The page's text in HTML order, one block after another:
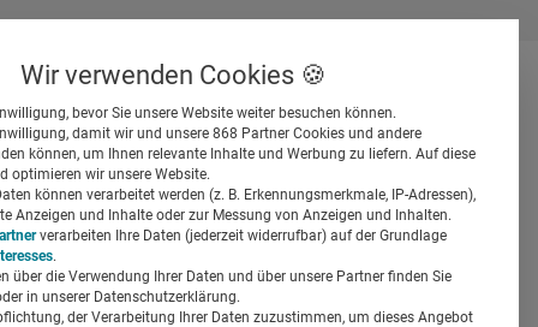
Suchen
Wir verwenden Cookies 🍪
bevor Sie unsere Website weiter besuchen können.
damit wir und unsere 868 Partner Cookies und andere
können, um Ihnen relevante Inhalte und Werbung zu liefern. Auf diese
optimieren wir unsere Website.
können verarbeitet werden (z. B. Erkennungsmerkmale, IP-Adressen),
Anzeigen und Inhalte oder zur Messung von Anzeigen und Inhalten.
verarbeiten Ihre Daten (jederzeit widerrufbar) auf der Grundlage
.
über die Verwendung Ihrer Daten und über unsere Partner finden Sie
in unserer Datenschutzerklärung.
der Verarbeitung Ihrer Daten zuzustimmen, um dieses Angebot